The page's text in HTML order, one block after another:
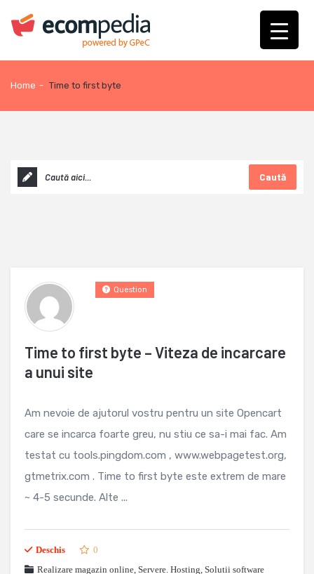
Home - Time to first byte
Caută
Time to first byte – Viteza de incarcare
a unui site
Question
Am nevoie de ajutorul vostru pentru un site Opencart
care se incarca foarte greu, nu stiu ce sa-i mai fac. Am
testat cu tools.pingdom.com , www.webpagetest.org,
gtmetrix.com . Time to first byte este extrem de mare
~ 4-5 secunde. Alte ...
Deschis
0
Realizare magazin online, Servere. Hosting, Solutii software